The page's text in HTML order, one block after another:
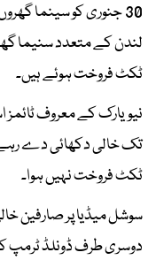
30 جنوری کو سینما
لندن کے متعدد سنیما
ٹکٹ فروخت ہوئے ہیں۔
نیویارک کے معروف ٹائمز
ٹکٹ فروخت نہیں ہوا۔
سوشل میڈیا پر صارفین
دوسری طرف ڈونلڈ ٹرمپ